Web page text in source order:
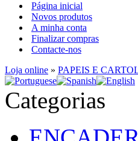
Página inicial
Novos produtos
A minha conta
Finalizar compras
Contacte-nos
Loja online » PAPEIS E
Categorias